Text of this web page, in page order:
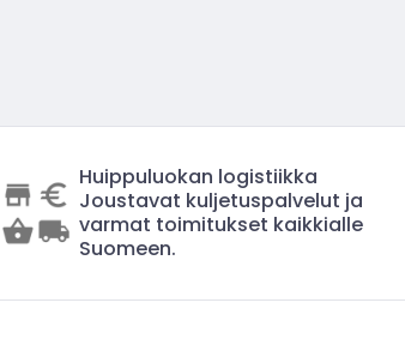
Huippuluokan logistiikka
Joustavat kuljetuspalvelut ja
varmat toimitukset kaikkialle
Suomeen.